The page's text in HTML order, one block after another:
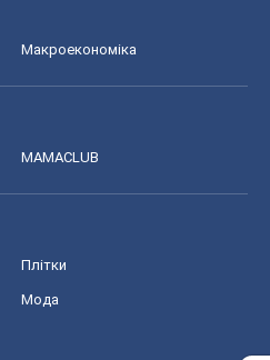
Макроекономіка
MAMACLUB
Плітки
Мода